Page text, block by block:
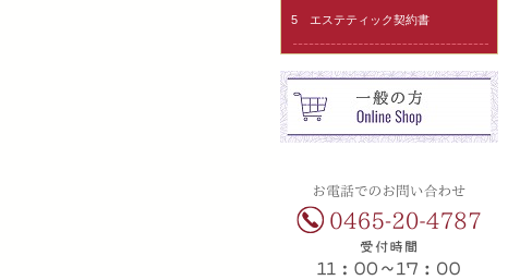
5 エステティック契約書